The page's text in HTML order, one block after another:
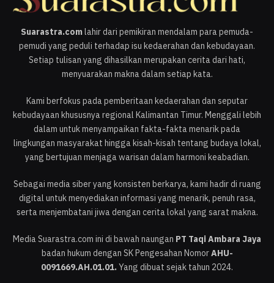
Suarastra.comlahir dari pemikiran mendalam para pemuda-
pemudi yang peduli terhadap isu kedaerahan dan kebudayaan.
Setiap tulisan yang dihasilkan merupakan cerita dari hati,
menyuarakan makna dalam setiap kata.
Kami berfokus pada pemberitaan kedaerahan dan seputar
kebudayaan khususnya regional Kalimantan Timur. Menggali lebih
dalam untuk menyampaikan fakta-fakta menarik pada
lingkungan masyarakat hingga kisah-kisah tentang budaya lokal,
yang bertujuan menjaga warisan dalam harmoni keabadian.
Sebagai media siber yang konsisten berkarya, kami hadir di ruang
digital untuk menyediakan informasi yang menarik, penuh rasa,
serta menjembatani jiwa dengan cerita lokal yang sarat makna.
Media Suarastra.com ini di bawah naungan PT Taqi Ambara Jaya
badan hukum dengan SK Pengesahan NomorAHU-
0091669.AH.01.01.Yang dibuat sejak tahun 2024.